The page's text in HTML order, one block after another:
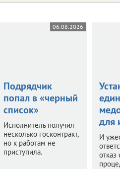
06.08.2026
Подрядчик
попал в «черный
список»
Исполнитель получил
несколько госконтракт,
но к работам не
приступила.
для
И
отказ